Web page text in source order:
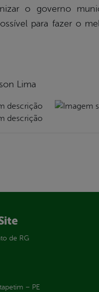
o governo
para fazer o
Lima
de RG
– PE